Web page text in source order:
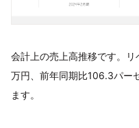
会計上の売上高推移です。
万円、前年同期比106.3パー
ます。